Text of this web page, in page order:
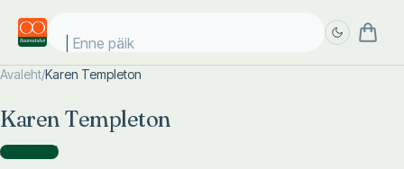
Enne päike
Avaleht/Karen Templeton
Karen Templeton
Autorina )